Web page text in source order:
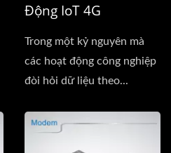
Động IoT 4G
Trong một kỷ nguyên mà
các hoạt động công nghiệp
đòi hỏi dữ liệu theo...